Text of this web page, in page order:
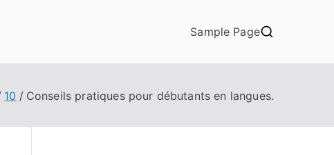
Sample Page
10 Conseils pratiques pour débutants en langues.